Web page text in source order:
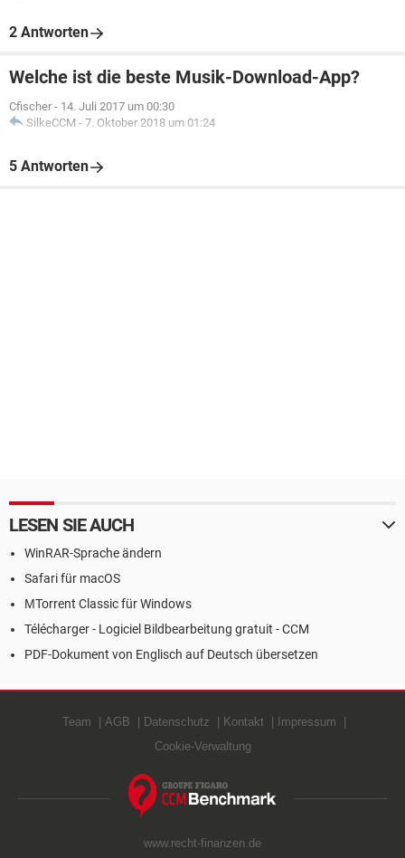
2 Antworten
Welche ist die beste Musik-Download-App?
Cfischer - 14. Juli 2017 um 00:30
SilkeCCM - 7. Oktober 2018 um 01:24
5 Antworten
LESEN SIE AUCH
WinRAR-Sprache ändern
Safari für macOS
ΜTorrent Classic für Windows
Télécharger - Logiciel Bildbearbeitung gratuit - CCM
PDF-Dokument von Englisch auf Deutsch übersetzen
Team AGB Datenschutz Kontakt
Impressum
Cookie-Verwaltung
www.recht-finanzen.de